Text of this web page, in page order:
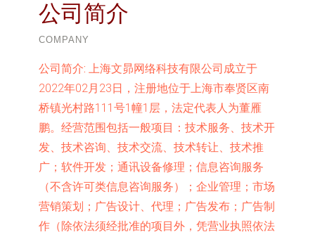
公司简介
COMPANY
公司简介: 上海文昴网络科技有限公司成立于
2022年02月23日，注册地位于上海市奉贤区南
桥镇光村路111号1幢1层，法定代表人为董雁
鹏。经营范围包括一般项目：技术服务、技术开
发、技术咨询、技术交流、技术转让、技术推
广；软件开发；通讯设备修理；信息咨询服务
（不含许可类信息咨询服务）；企业管理；市场
营销策划；广告设计、代理；广告发布；广告制
作（除依法须经批准的项目外，凭营业执照依法